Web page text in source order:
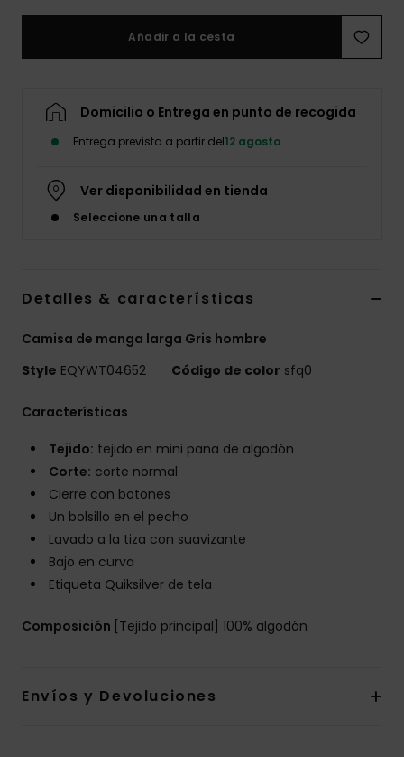
Añadir a la cesta
Domicilio o Entrega en punto de recogida
Entrega prevista a partir del12 agosto
Ver disponibilidad en tienda
Seleccione una talla
Detalles & características
Camisa de manga larga Gris hombre
Style EQYWT04652 Código de color sfq0
Características
Tejido: tejido en mini pana de algodón
Corte: corte normal
Cierre con botones
Un bolsillo en el pecho
Lavado a la tiza con suavizante
Bajo en curva
Etiqueta Quiksilver de tela
Composición [Tejido principal] 100% algodón
Envíos y Devoluciones